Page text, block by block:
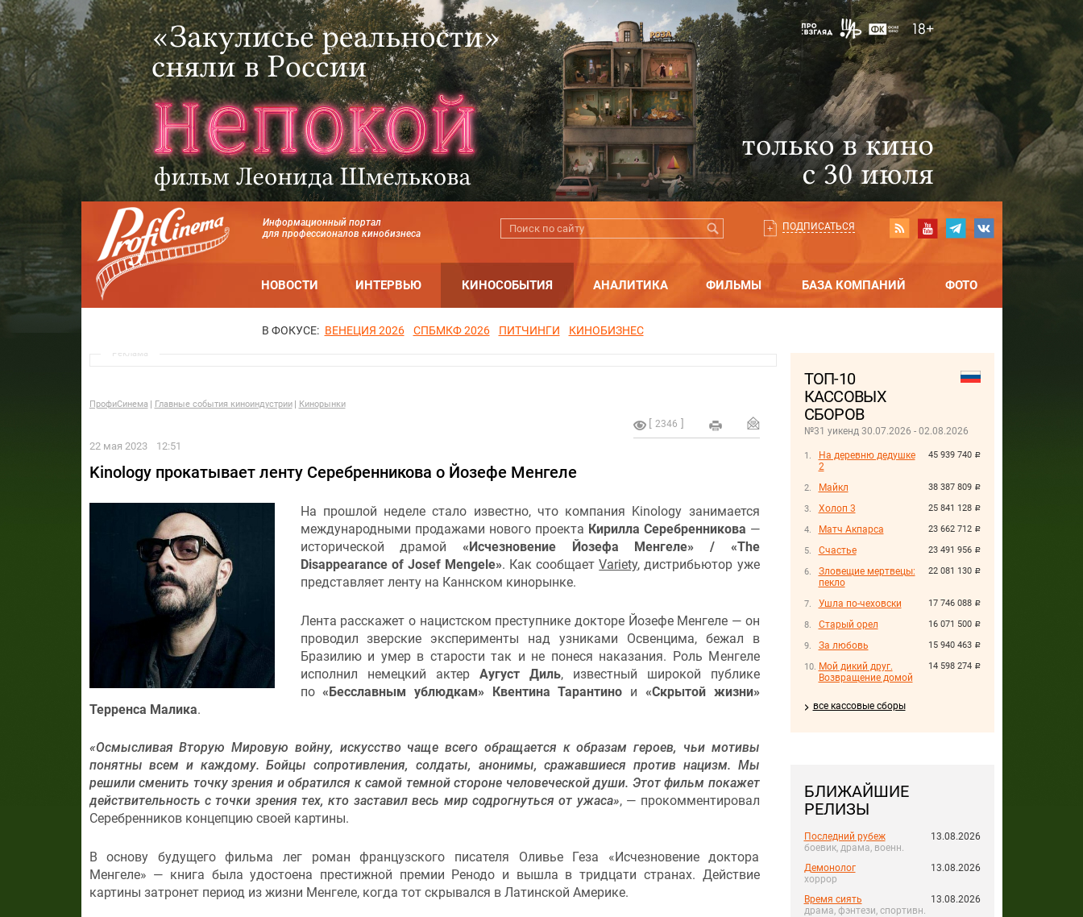
Информационный портал
для профессионалов кинобизнеса
ПОДПИСАТЬСЯ
НОВОСТИ ИНТЕРВЬЮ КИНОСОБЫТИЯ АНАЛИТИКА ФИЛЬМЫ БАЗА КОМПАНИЙ ФОТО
В ФОКУСЕ: ВЕНЕЦИЯ 2026 СПБМКФ 2026 ПИТЧИНГИ КИНОБИЗНЕС
ТОП-10
КАССОВЫХ
СБОРОВ
№31 уикенд 30.07.2026 - 02.08.2026
45 939 740 руб.
На деревню дедушке
2
38 387 809 руб.
Майкл
25 841 128 руб.
Холоп 3
23 662 712 руб.
Матч Акпарса
23 491 956 руб.
Счастье
22 081 130 руб.
Зловещие мертвецы:
пекло
17 746 088 руб.
Ушла по-чеховски
16 071 500 руб.
Старый орел
15 940 463 руб.
За любовь
14 598 274 руб.
Мой дикий друг.
Возвращение домой
все кассовые сборы
БЛИЖАЙШИЕ
РЕЛИЗЫ
Последний рубеж
боевик, драма, военн.
13.08.2026
Демонолог
хоррор
13.08.2026
Время сиять
драма, фэнтези, спортивн.
13.08.2026
Реклама
ПрофиСинема Главные события киноиндустрии Кинорынки
2346
22 мая 2023 12:51
Kinology прокатывает ленту Серебренникова о Йозефе Менгеле
На прошлой неделе стало известно, что компания Kinology занимается
международными продажами нового проекта Кирилла Серебренникова —
исторической драмой «Исчезновение Йозефа Менгеле» / «The
Disappearance of Josef Mengele». Как сообщаетVariety, дистрибьютор уже
представляет ленту на Каннском кинорынке.
Лента расскажет о нацистском преступнике докторе Йозефе Менгеле — он
проводил зверские эксперименты над узниками Освенцима, бежал в
Бразилию и умер в старости так и не понеся наказания. Роль Менгеле
исполнил немецкий актер Аугуст Диль, известный широкой публике
по«Бесславным ублюдкам» Квентина Тарантино и «Скрытой жизни»
Терренса Малика.
«Осмысливая Вторую Мировую войну, искусство чаще всего обращается к образам героев, чьи мотивы
понятны всем и каждому. Бойцы сопротивления, солдаты, анонимы, сражавшиеся против нацизм. Мы
решили сменить точку зрения и обратился к самой темной стороне человеческой души. Этот фильм покажет
действительность с точки зрения тех, кто заставил весь мир содрогнуться от ужаса», — прокомментировал
Серебренников концепцию своей картины.
В основу будущего фильма лег роман французского писателя Оливье Геза «Исчезновение доктора
Менгеле» — книга была удостоена престижной премии Ренодо и вышла в тридцати странах. Действие
картины затронет период из жизни Менгеле, когда тот скрывался в Латинской Америке.